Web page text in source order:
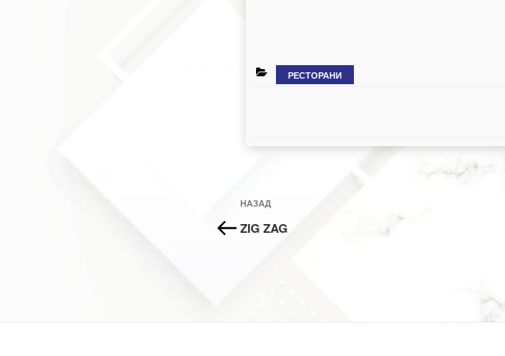
КАТЕГОРІЇ
РЕСТОРАНИ
Навігація
записів
Попередній
запис:
НАЗАД
ZIG ZAG